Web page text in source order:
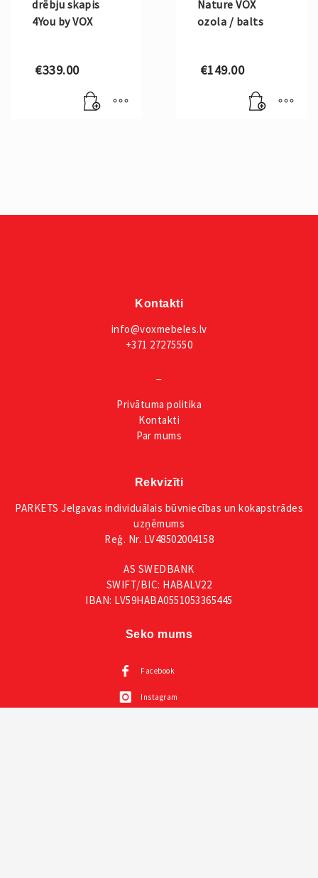
drēbju skapis
4You by VOX
€339.00
Nature VOX
ozola / balts
€149.00
Kontakti
info@voxmebeles.lv
+371 27275550
Privātuma politika
Kontakti
Par mums
Rekvizīti
PARKETS Jelgavas individuālais būvniecības un kokapstrādes
uzņēmums
Reģ. Nr. LV48502004158
AS SWEDBANK
SWIFT/BIC: HABALV22
IBAN: LV59HABA0551053365445
Seko mums
Facebook
Instagram